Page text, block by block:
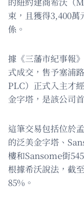
束，且獲得3,400
係。
據《三藩市紀事報
式成交，售予塞浦
PLC）正式入主才
金字塔，是該公司
這筆交易包括位於
的泛美金字塔、
樓和Sansome街
根據希沃說法，截
85%。